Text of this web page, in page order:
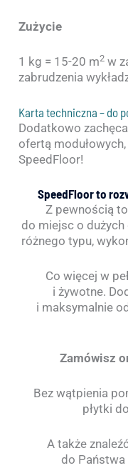
Zużycie
1 kg = 15-20 m2 w
zabrudzenia
Karta techniczna – do
Dodatkowo
ofertą
SpeedFloor!
SpeedFloor to
Z pewnością
do miejsc o
różnego typu,
Co więcej w
i żywotne.
i maksymalnie
Zamówisz
Bez wątpienia
płytki
A także
do